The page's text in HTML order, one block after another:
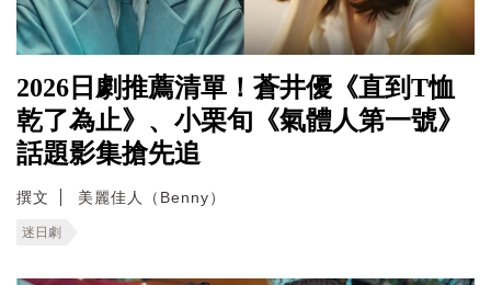
2026日劇推薦清單！蒼井優《直到T恤
乾了為止》、小栗旬《氣體人第一號》
話題影集搶先追
撰文 美麗佳人（Benny）
迷日劇